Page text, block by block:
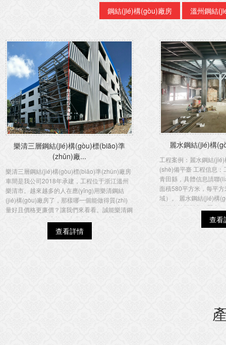
鋼結(jié)構(gòu)廠房 溫州鋼結
樂清三層鋼結(jié)構(gòu)標(biāo)準
(zhǔn)廠...
樂清三層鋼結(jié)構(gòu)標(biāo)準(zhǔn)廠房
車間是我公司2018年承建，工程位于浙江溫州
樂清市。越來越多的人在應(yīng)用樂清鋼結
(jié)構(gòu)廠房了，那樣哪一個能做得質(zhì)
量好且價格更廉價？讓我們來看看。誠能樂清鋼
結(jié)構(gòu)廠房的一站式生產(chǎn)設(shè)
施和專業(yè)的生產(chǎn)技...
查看詳情
麗水鋼結(jié)構
工程案例：麗水鋼結
(shè)備平臺 工程信息
青田縣，具體信息請聯
面積580平方米，每平
域）。 麗水鋼結(jié)
備平臺施工階段1 麗水
查看